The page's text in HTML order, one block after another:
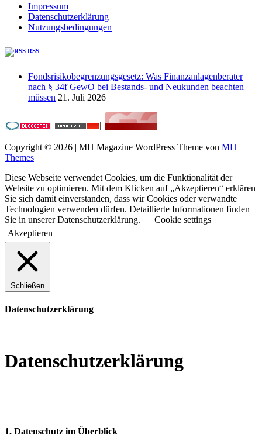
Impressum
Datenschutzerklärung
Nutzungsbedingungen
RSS
Fondsrisikobegrenzungsgesetz: Was Finanzanlagenberater
nach § 34f GewO bei Bestands- und Neukunden beachten
müssen 21. Juli 2026
Copyright © 2026 | MH Magazine WordPress Theme von MH
Themes
Diese Webseite verwendet Cookies, um die Funktionalität der
Website zu optimieren. Mit dem Klicken auf „Akzeptieren“ erklären
Sie sich damit einverstanden, dass wir Cookies oder verwandte
Technologien verwenden dürfen. Detaillierte Informationen finden
Sie in unserer Datenschutzerklärung.
Cookie settings
Akzeptieren
Schließen
Datenschutzerklärung
Datenschutzerklärung
1. Datenschutz im Überblick